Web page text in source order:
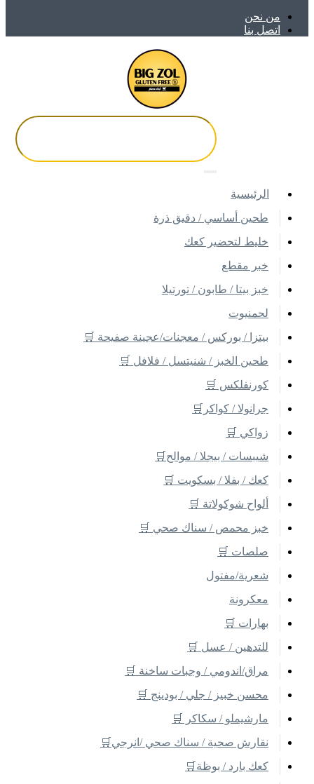
ﻣﻦ ﻧﺤﻦ
اتصل بنا
اﻟﺮﺋﻴﺴﻴﺔ
طحين أساسي / دقيق ذرة
خليط لتحضير كعك
خبر مقطع
خبز بيتا / طابون / تورتيلا
لحمنيوت
بيتزا / بوركس / معجنات/عجينة صفيحة 🛒
طحين الخبز / شنيتسل / فلافل 🛒
كورنفلكس 🛒
جرانولا / كواكر🛒
زواكي 🛒
شيبسات / بيجلا / موالح🛒
كعك / بفلا / بسكويت 🛒
ألواح شوكولاتة 🛒
خبز محمص / سناك صحي 🛒
صلصات 🛒
شعرية/مفتول
معكرونة
بهارات 🛒
للتدهين / عسل 🛒
مراق/اندومي / وجبات ساخنة 🛒
محسن خبيز / جلي / بودينج 🛒
مارشيملو / سكاكر 🛒
نقارش صحية / سناك صحي /انرجي🛒
كعك بارد / بوظة🛒